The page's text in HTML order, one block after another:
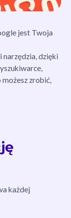
jest Twoja
narzędzia, dzięki
zrobić,
każdej